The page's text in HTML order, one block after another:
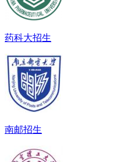
药科大招生
南邮招生